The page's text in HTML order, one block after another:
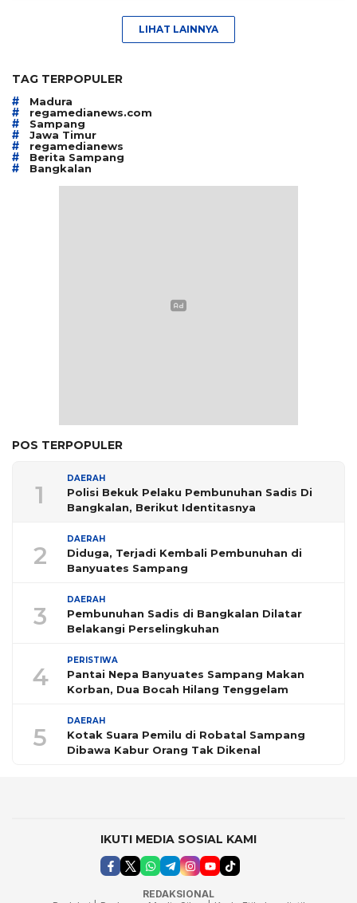
LIHAT LAINNYA
TAG TERPOPULER
# Madura
# regamedianews.com
# Sampang
# Jawa Timur
# regamedianews
# Berita Sampang
# Bangkalan
POS TERPOPULER
1
DAERAH
Polisi Bekuk Pelaku Pembunuhan Sadis Di
Bangkalan, Berikut Identitasnya
2
DAERAH
Diduga, Terjadi Kembali Pembunuhan di
Banyuates Sampang
3
DAERAH
Pembunuhan Sadis di Bangkalan Dilatar
Belakangi Perselingkuhan
4
PERISTIWA
Pantai Nepa Banyuates Sampang Makan
Korban, Dua Bocah Hilang Tenggelam
5
DAERAH
Kotak Suara Pemilu di Robatal Sampang
Dibawa Kabur Orang Tak Dikenal
IKUTI MEDIA SOSIAL KAMI
REDAKSIONAL